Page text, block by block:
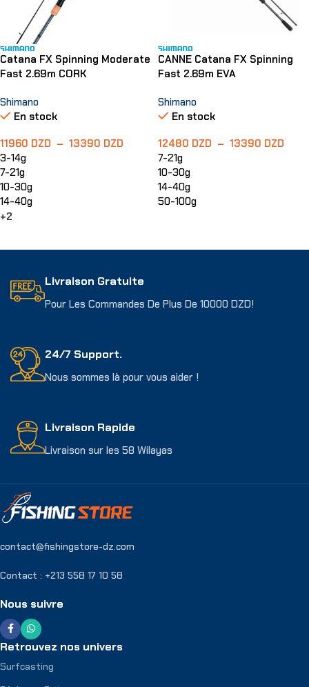
Catana FX Spinning Moderate
Fast 2.69m CORK
Shimano
En stock
11960 DZD – 13390 DZD
3-14g
7-21g
10-30g
14-40g
+2
CANNE Catana FX Spinning
Fast 2.69m EVA
Shimano
En stock
12480 DZD – 13390 DZD
7-21g
10-30g
14-40g
50-100g
Livraison Gratuite
Pour Les Commandes De Plus De 10000 DZD!
24/7 Support.
Nous sommes là pour vous aider !
Livraison Rapide
Livraison sur les 58 Wilayas
contact@fishingstore-dz.com
Contact : +213 558 17 10 58
Nous suivre
Retrouvez nos univers
Surfcasting